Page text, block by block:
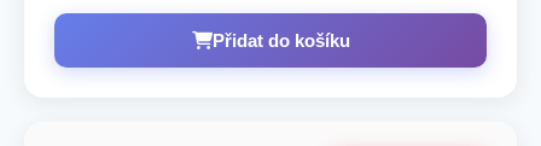
Přidat do košíku